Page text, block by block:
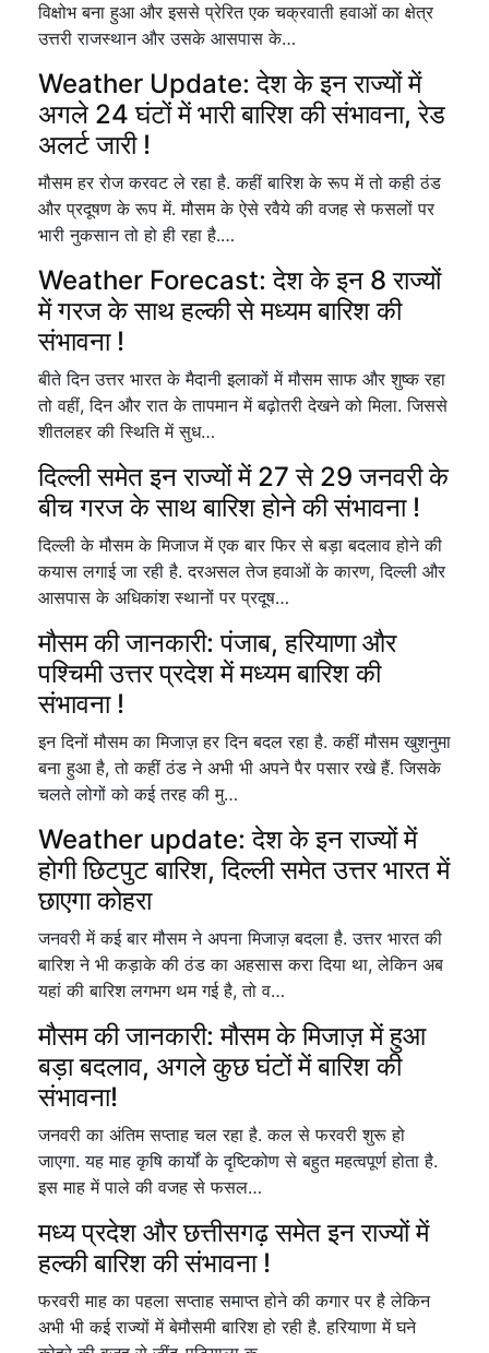
विक्षोभ बना हुआ और इससे प्रेरित एक चक्रवाती हवाओं का क्षेत्र
उत्तरी राजस्थान और उसके आसपास के…
Weather Update: देश के इन राज्यों में
अगले 24 घंटों में भारी बारिश की संभावना, रेड
अलर्ट जारी !
मौसम हर रोज करवट ले रहा है. कहीं बारिश के रूप में तो कही ठंड
और प्रदूषण के रूप में. मौसम के ऐसे रवैये की वजह से फसलों पर
भारी नुकसान तो हो ही रहा है.…
Weather Forecast: देश के इन 8 राज्यों
में गरज के साथ हल्की से मध्यम बारिश की
संभावना !
बीते दिन उत्तर भारत के मैदानी इलाकों में मौसम साफ और शुष्क रहा
तो वहीं, दिन और रात के तापमान में बढ़ोतरी देखने को मिला. जिससे
शीतलहर की स्थिति में सुध…
दिल्ली समेत इन राज्यों में 27 से 29 जनवरी के
बीच गरज के साथ बारिश होने की संभावना !
दिल्ली के मौसम के मिजाज में एक बार फिर से बड़ा बदलाव होने की
कयास लगाई जा रही है. दरअसल तेज हवाओं के कारण, दिल्ली और
आसपास के अधिकांश स्थानों पर प्रदूष…
मौसम की जानकारी: पंजाब, हरियाणा और
पश्चिमी उत्तर प्रदेश में मध्यम बारिश की
संभावना !
इन दिनों मौसम का मिजाज़ हर दिन बदल रहा है. कहीं मौसम खुशनुमा
बना हुआ है, तो कहीं ठंड ने अभी भी अपने पैर पसार रखे हैं. जिसके
चलते लोगों को कई तरह की मु…
Weather update: देश के इन राज्यों में
होगी छिटपुट बारिश, दिल्ली समेत उत्तर भारत में
छाएगा कोहरा
जनवरी में कई बार मौसम ने अपना मिजाज़ बदला है. उत्तर भारत की
बारिश ने भी कड़ाके की ठंड का अहसास करा दिया था, लेकिन अब
यहां की बारिश लगभग थम गई है, तो व…
मौसम की जानकारी: मौसम के मिजाज़ में हुआ
बड़ा बदलाव, अगले कुछ घंटों में बारिश की
संभावना!
जनवरी का अंतिम सप्ताह चल रहा है. कल से फरवरी शुरू हो
जाएगा. यह माह कृषि कार्यों के दृष्टिकोण से बहुत महत्वपूर्ण होता है.
इस माह में पाले की वजह से फसल…
मध्य प्रदेश और छत्तीसगढ़ समेत इन राज्यों में
हल्की बारिश की संभावना !
फरवरी माह का पहला सप्ताह समाप्त होने की कगार पर है लेकिन
अभी भी कई राज्यों में बेमौसमी बारिश हो रही है. हरियाणा में घने